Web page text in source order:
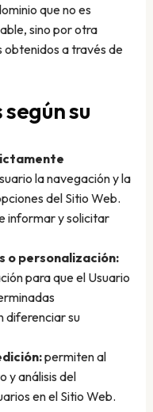
que no es
sino por otra
a través de
su
la navegación y la
del Sitio Web.
informar y solicitar
o personalización:
para que el Usuario
diferenciar su
permiten al
y análisis del
en el Sitio Web.